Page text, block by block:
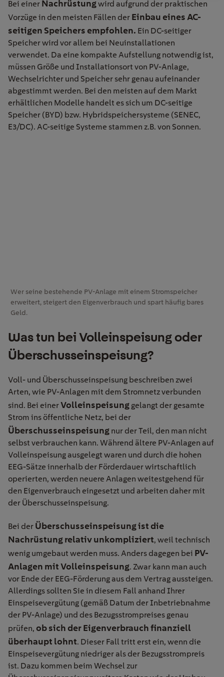
Bei einer Nachrüstungwird aufgrund der praktischen
Vorzüge in den meisten Fällen der Einbau eines AC-
seitigen Speichers empfohlen. Ein DC-seitiger
Speicher wird vor allem bei Neuinstallationen
verwendet. Da eine kompakte Aufstellung notwendig ist,
müssen Größe und Installationsort von PV-Anlage,
Wechselrichter und Speicher sehr genau aufeinander
abgestimmt werden. Bei den meisten auf dem Markt
erhältlichen Modelle handelt es sich um DC-seitige
Speicher (BYD) bzw. Hybridspeichersysteme (SENEC,
E3/DC). AC-seitige Systeme stammen z.B. von Sonnen.
Wer seine bestehende PV-Anlage mit einem Stromspeicher
erweitert, steigert den Eigenverbrauch und spart häufig bares
Geld.
Was tun bei Volleinspeisung oder
Überschusseinspeisung?
Voll- und Überschusseinspeisung beschreiben zwei
Arten, wie PV-Anlagen mit dem Stromnetz verbunden
sind. Bei einerVolleinspeisung gelangt der gesamte
Strom ins öffentliche Netz, bei der
Überschusseinspeisung nur der Teil, den man nicht
selbst verbrauchen kann. Während ältere PV-Anlagen auf
Volleinspeisung ausgelegt waren und durch die hohen
EEG-Sätze innerhalb der Förderdauer wirtschaftlich
operierten, werden neuere Anlagen weitestgehend für
den Eigenverbrauch eingesetzt und arbeiten daher mit
der Überschusseinspeisung.
Bei der Überschusseinspeisung ist die
Nachrüstung relativ unkompliziert, weil technisch
wenig umgebaut werden muss. Anders dagegen bei PV-
Anlagen mit Volleinspeisung. Zwar kann man auch
vor Ende der EEG-Förderung aus dem Vertrag aussteigen.
Allerdings sollten Sie in diesem Fall anhand Ihrer
Einspeisevergütung (gemäß Datum der Inbetriebnahme
der PV-Anlage) und des Bezugsstrompreises genau
prüfen, ob sich der Eigenverbrauch finanziell
überhaupt lohnt. Dieser Fall tritt erst ein, wenn die
Einspeisevergütung niedriger als der Bezugsstrompreis
ist. Dazu kommen beim Wechsel zur